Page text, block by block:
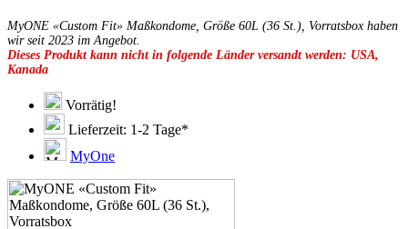
49D
49E
49F
49G
51C
51D
51E
51F
51G
53C
53D
53E
MyONE «Custom Fit» Maßkondome, Größe 60L (36 St.), Vorratsbox haben
wir seit 2023 im Angebot.
Dieses Produkt kann nicht in folgende Länder versandt werden: USA,
Kanada
Vorrätig!
Lieferzeit: 1-2 Tage*
MyOne